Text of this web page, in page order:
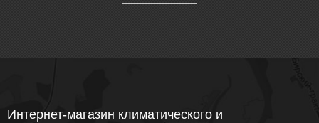
Интернет-магазин климатического и